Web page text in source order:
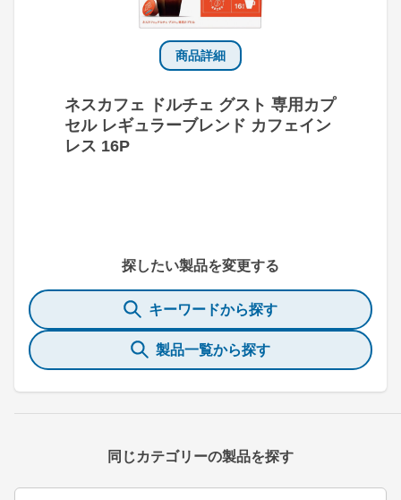
商品詳細
ネスカフェ ドルチェ グスト 専用カプ
セル レギュラーブレンド カフェイン
レス 16P
探したい製品を変更する
キーワードから探す
製品一覧から探す
同じカテゴリーの製品を探す